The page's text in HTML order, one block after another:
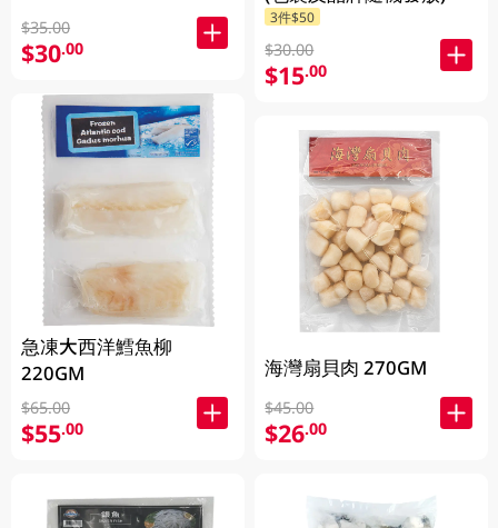
$35.00
$30.00
急凍大西洋鱈魚柳
220GM
$65.00
$55.00
3件$50
$30.00
$15.00
海灣扇貝肉 270GM
$45.00
$26.00